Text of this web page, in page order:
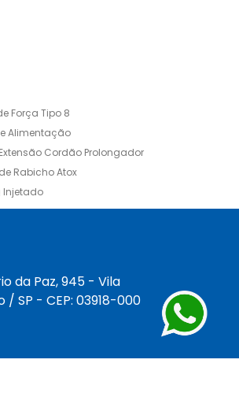
Força Tipo 8
Alimentação
Extensão Cordão Prolongador
Rabicho Atox
Injetado
da Paz, 945 - Vila
/ SP - CEP: 03918-000